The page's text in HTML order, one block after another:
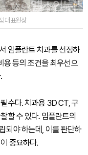
대표원장
임플란트 치과를 선정하
용 등의 조건을 최우선으
수다. 치과용 3D CT, 구
할 수 있다. 임플란트의
되야 하는데, 이를 판단하
중요하다.